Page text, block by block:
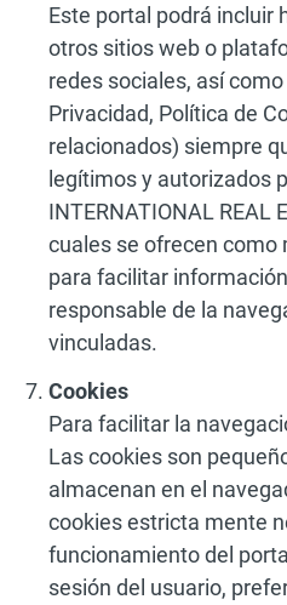
Este portal podrá incluir
otros sitios web o
redes sociales, así
Privacidad, Política de
relacionados) siempre
legítimos y autorizados
INTERNATIONAL REAL
cuales se ofrecen como
para facilitar
responsable de la
vinculadas.
Cookies
Para facilitar la
Las cookies son
almacenan en el
cookies estricta mente
funcionamiento del
sesión del usuario,